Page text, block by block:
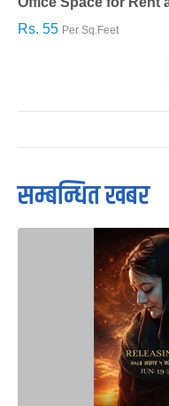
Rs. 55 Per Sq.Feet
सम्बन्धित खबर